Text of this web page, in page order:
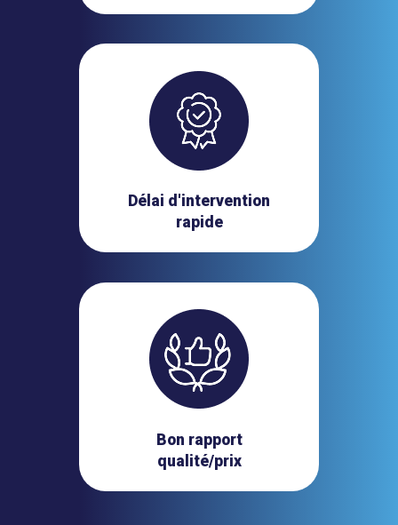
Délai d'intervention
rapide
Bon rapport
qualité/prix